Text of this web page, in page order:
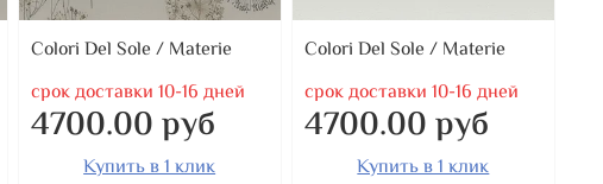
Colori Del Sole / Materie
срок доставки 10-16 дней
4700.00 руб
Купить в 1 клик
Colori Del Sole / Materie
срок доставки 10-16 дней
4700.00 руб
Купить в 1 клик